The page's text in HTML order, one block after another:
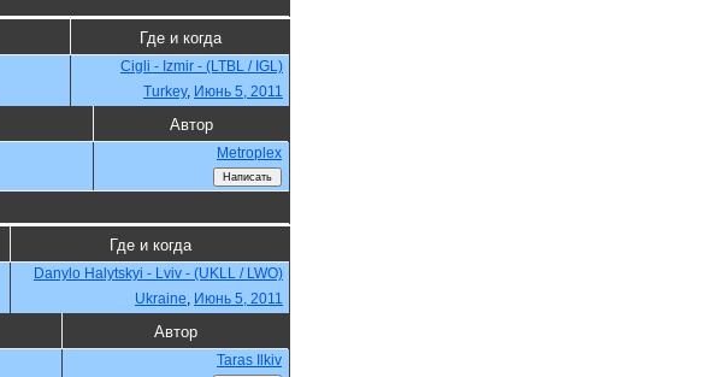
Где и когда
Cigli - Izmir - (LTBL / IGL)
Turkey, Июнь 5, 2011
Автор
Metroplex
Где и когда
Danylo Halytskyi - Lviv - (UKLL / LWO)
Ukraine, Июнь 5, 2011
Автор
Taras Ilkiv